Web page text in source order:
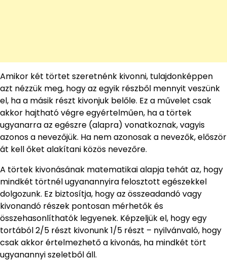
Amikor két törtet szeretnénk kivonni, tulajdonképpen
azt nézzük meg, hogy az egyik részből mennyit veszünk
el, ha a másik részt kivonjuk belőle. Ez a művelet csak
akkor hajtható végre egyértelműen, ha a törtek
ugyanarra az egészre (alapra) vonatkoznak, vagyis
azonos a nevezőjük. Ha nem azonosak a nevezők, először
át kell őket alakítani közös nevezőre.
A törtek kivonásának matematikai alapja tehát az, hogy
mindkét törtnél ugyanannyira felosztott egészekkel
dolgozunk. Ez biztosítja, hogy az összeadandó vagy
kivonandó részek pontosan mérhetők és
összehasonlíthatók legyenek. Képzeljük el, hogy egy
tortából 2/5 részt kivonunk 1/5 részt – nyilvánvaló, hogy
csak akkor értelmezhető a kivonás, ha mindkét tört
ugyanannyi szeletből áll.